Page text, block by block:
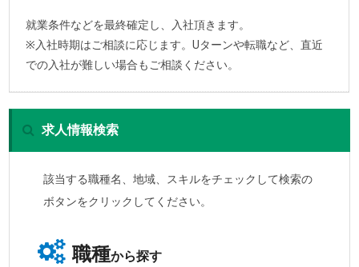
就業条件などを最終確定し、入社頂きます。
※入社時期はご相談に応じます。Uターンや転職など、直近
での入社が難しい場合もご相談ください。
求人情報検索
該当する職種名、地域、スキルをチェックして検索の
ボタンをクリックしてください。
職種から探す